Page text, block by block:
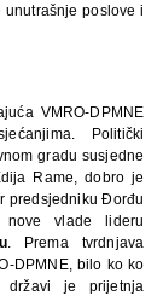
poslove i
VMRO-DPMNE
Politički
gradu susjedne
Rame, dobro je
predsjedniku Đorđu
vlade lideru
. Prema tvrdnjava
DPMNE, bilo ko ko
državi je prijetnja